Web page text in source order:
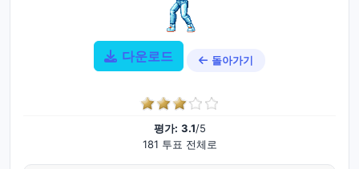
다운로드 돌아가기
평가: 3.1/5
181 투표 전체로